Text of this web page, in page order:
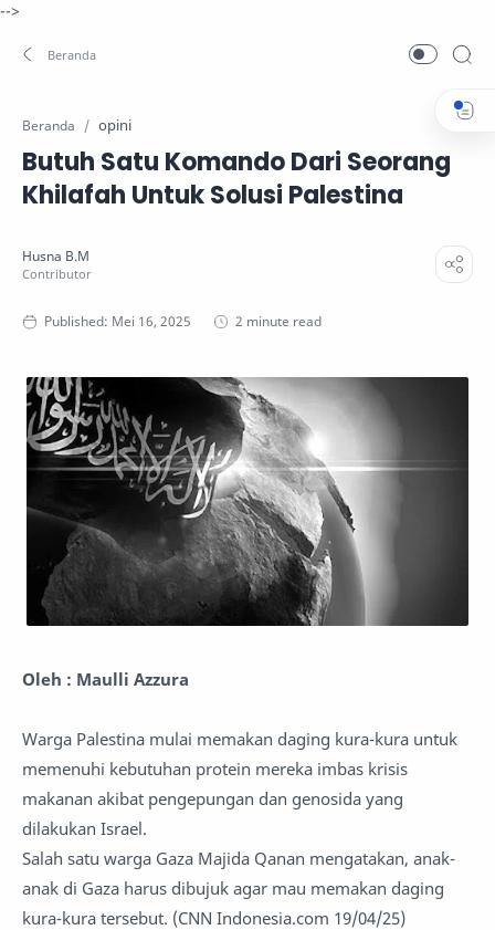
-->
Beranda opini
Butuh Satu Komando Dari Seorang
Khilafah Untuk Solusi Palestina
2 minute read
Oleh : Maulli Azzura
Warga Palestina mulai memakan daging kura-kura untuk
memenuhi kebutuhan protein mereka imbas krisis
makanan akibat pengepungan dan genosida yang
dilakukan Israel.
Salah satu warga Gaza Majida Qanan mengatakan, anak-
anak di Gaza harus dibujuk agar mau memakan daging
kura-kura tersebut. (CNN Indonesia.com 19/04/25)